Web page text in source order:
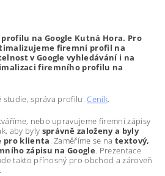
na Google Kutná Hora. Pro
firemní profil na
v Google vyhledávání i na
firemního profilu na
studie, správa profilu.Ceník.
nebo upravujeme firemní zápisy
aby byly správně založeny a byly
pro klienta. Zaměříme se na textový,
zápisu na Google. Prezentace
takto přínosný pro obchod a zároveň